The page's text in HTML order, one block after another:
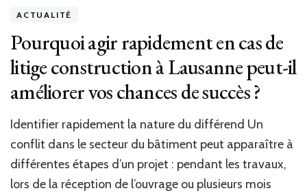
ACTUALITÉ
Pourquoi agir rapidement en cas de
litige construction à Lausanne peut-il
améliorer vos chances de succès ?
Identifier rapidement la nature du différend Un
conflit dans le secteur du bâtiment peut apparaître à
différentes étapes d’un projet : pendant les travaux,
lors de la réception de l’ouvrage ou plusieurs mois